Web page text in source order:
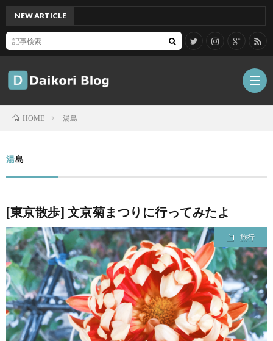
記
Tips
ジ
ェ
ッ
グ
ル
メ
旅
行・
こ
NEW ARTICLE
HOME 湯島
湯島
[東京散歩] 文京菊まつりに行ってみたよ
旅行